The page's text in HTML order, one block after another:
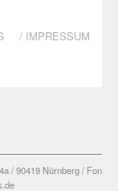
/ IMPRESSUM
/ 90419 Nürnberg / Fon